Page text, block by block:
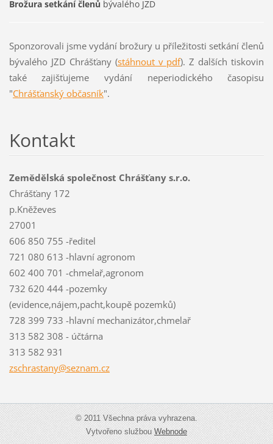
Brožura setkání členů bývalého JZD
Sponzorovali jsme vydání brožury u příležitosti setkání členů
bývalého JZD Chrášťany (stáhnout v pdf). Z dalších tiskovin
také zajišťujeme vydání neperiodického časopisu
"Chrášťanský občasník".
Kontakt
Zemědělská společnost Chrášťany s.r.o.
Chrášťany 172
p.Kněževes
27001
606 850 755 -ředitel
721 080 613 -hlavní agronom
602 400 701 -chmelař,agronom
732 620 444 -pozemky
(evidence,nájem,pacht,koupě pozemků)
728 399 733 -hlavní mechanizátor,chmelař
313 582 308 - účtárna
313 582 931
zschrastany@seznam.cz
© 2011 Všechna práva vyhrazena.
Vytvořeno službouWebnode